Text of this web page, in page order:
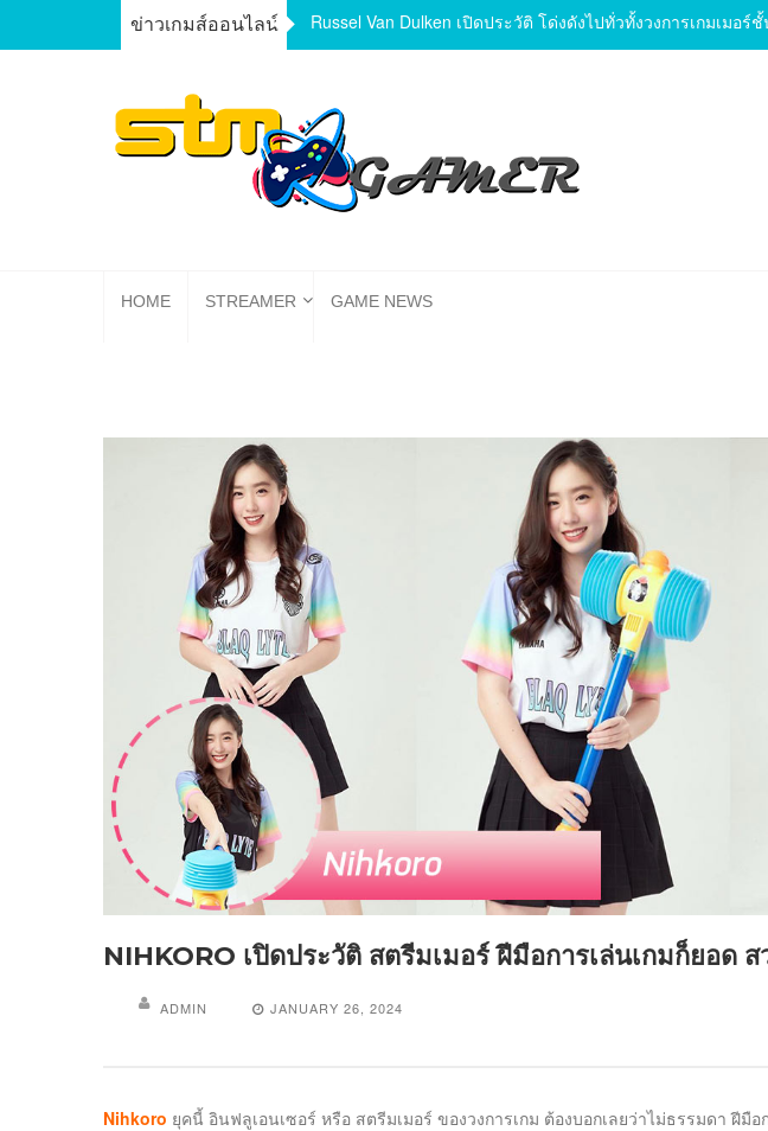
ข่าวเกมส์ออนไลน์ ทำความรู้จักเกมส์ Axie Infinity เกมยุคใหม่สุดเจ๋ง ที่สามารถสร้างร
อุปกรณ์เกมมิ่ง เทคโนโลยี ที่สายเกมเมอร์ไม่ควรพลาด
HOME STREAMER GAME NEWS
NIHKORO เปิดประวัติ สตรีมเมอร์ ฝีมือการเล่นเกมก็ยอด ส
ADMIN JANUARY 26, 2024
Nihkoro ยุคนี้ อินฟลูเอนเซอร์ หรือ สตรีมเมอร์ ของวงการเกม ต้องบอกเลยว่าไม่ธรรมดา ฝีมื